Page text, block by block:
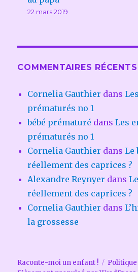
22 mars 2019
COMMENTAIRES RÉCENTS
Cornelia Gauthier dans
prématurés no 1
bébé prématuré dansLes
prématurés no 1
Cornelia Gauthier dansLe
réellement des caprices ?
Alexandre Reynyer dans
réellement des caprices ?
Cornelia Gauthier dans
la grossesse
Raconte-moi un enfant !